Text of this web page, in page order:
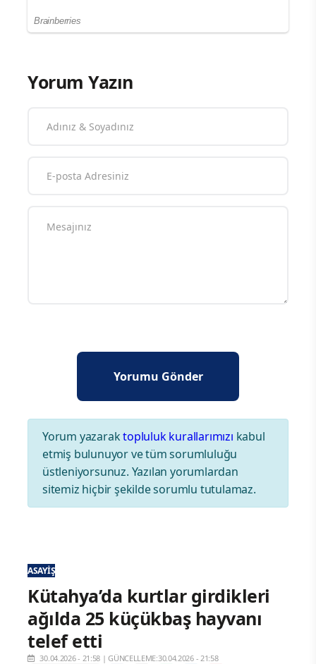
Yorum Yazın
Yorum yazaraktopluluk kurallarımızı kabul
etmiş bulunuyor ve tüm sorumluluğu
üstleniyorsunuz. Yazılan yorumlardan
sitemiz hiçbir şekilde sorumlu tutulamaz.
ASAYIŞ
Kütahya’da kurtlar girdikleri
ağılda 25 küçükbaş hayvanı
telef etti
30.04.2026 - 21:58 |GÜNCELLEME:30.04.2026 - 21:58